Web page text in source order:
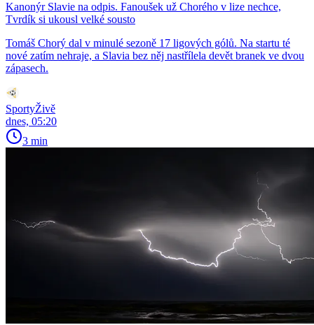
Kanonýr Slavie na odpis. Fanoušek už Chorého v lize nechce,
Tvrdík si ukousl velké sousto
Tomáš Chorý dal v minulé sezoně 17 ligových gólů. Na startu té
nové zatím nehraje, a Slavia bez něj nastřílela devět branek ve dvou
zápasech.
SportyŽivě
dnes, 05:20
3 min